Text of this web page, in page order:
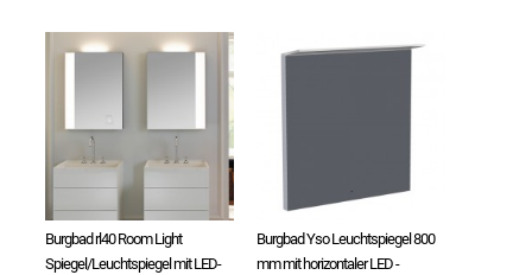
Burgbad rl40 Room Light
Spiegel/Leuchtspiegel mit LED-
Burgbad Yso Leuchtspiegel 800
mm mit horizontaler LED -